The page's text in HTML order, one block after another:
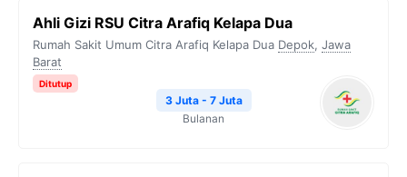
Ahli Gizi RSU Citra Arafiq Kelapa Dua
Rumah Sakit Umum Citra Arafiq Kelapa Dua Depok, Jawa
Barat
Ditutup
3 Juta - 7 Juta
Bulanan